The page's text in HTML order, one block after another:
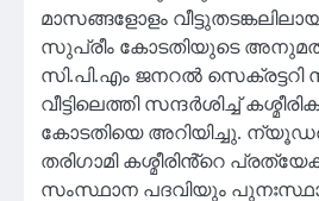
മാസങ്ങളോളം
സുപ്രീം കോടതിയുടെ
സി.പി.എം ജനറൽ സെക്രട്ടറി
വീട്ടിലെത്തി സന്ദർശിച്ച്
കോടതിയെ അറിയിച്ചു.
തരിഗാമി കശ്മീരിൻ്റെ
സംസ്ഥാന പദവിയും